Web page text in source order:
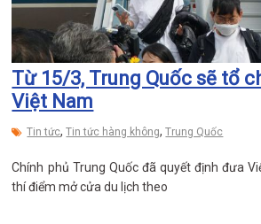
Từ 15/3, Trung Quốc sẽ tổ
Việt Nam
Tin tức,Tin tức hàng không,Trung Quốc
Chính phủ Trung Quốc đã quyết định đưa
thí điểm mở cửa du lịch theo